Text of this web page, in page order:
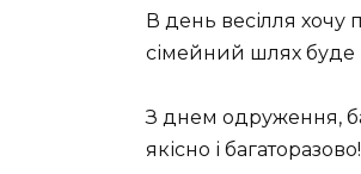
В день весілля
сімейний шлях буде
З днем ​​одруження,
якісно і багаторазово!